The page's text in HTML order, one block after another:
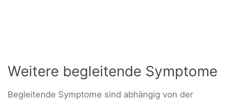
Weitere begleitende Symptome
Begleitende Symptome sind abhängig von der